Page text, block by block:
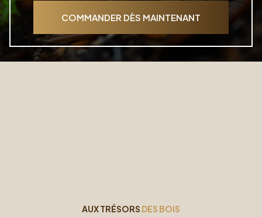
COMMANDER DÈS MAINTENANT
AUX TRÉSORS DES BOIS